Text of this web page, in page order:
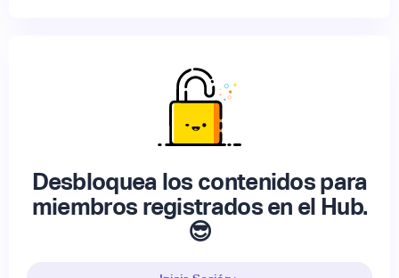
Desbloquea los contenidos para
miembros registrados en el Hub.
😎